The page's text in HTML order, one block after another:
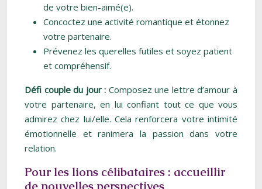
de votre bien-aimé(e).
Concoctez une activité romantique et étonnez
votre partenaire.
Prévenez les querelles futiles et soyez patient
et compréhensif.
Défi couple du jour : Composez une lettre d’amour à
votre partenaire, en lui confiant tout ce que vous
admirez chez lui/elle. Cela renforcera votre intimité
émotionnelle et ranimera la passion dans votre
relation.
Pour les lions célibataires : accueillir